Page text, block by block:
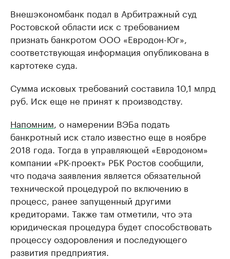
Внешэкономбанк подал в Арбитражный суд
Ростовской области иск с требованием
признать банкротом ООО «Евродон-Юг»,
соответствующая информация опубликована в
картотеке суда.
Сумма исковых требований составила 10,1 млрд
руб. Иск еще не принят к производству.
Напомним, о намерении ВЭБа подать
банкротный иск стало известно еще в ноябре
2018 года. Тогда в управляющей «Евродоном»
компании «РК-проект» РБК Ростов сообщили,
что подача заявления является обязательной
технической процедурой по включению в
процесс, ранее запущенный другими
кредиторами. Также там отметили, что эта
юридическая процедура будет способствовать
процессу оздоровления и последующего
развития предприятия.